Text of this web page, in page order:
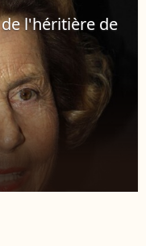
l'héritière de